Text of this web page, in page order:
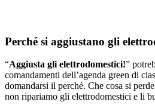
Perché si aggiustano gli
“Aggiusta gli elettrodomestici!”
comandamenti dell’agenda green di
domandarsi il perché. Che cosa si
non ripariamo gli elettrodomestici e li